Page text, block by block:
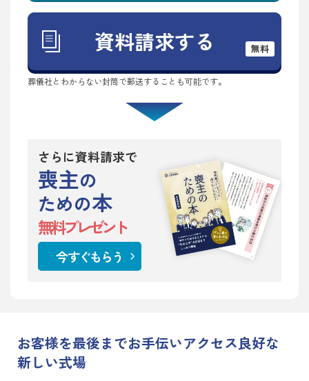
資料請求する 無料
葬儀社とわからない封筒で郵送することも可能です。
さらに資料請求で
喪主の
ための本
無料プレゼント
今すぐもらう
お客様を最後までお手伝いアクセス良好な
新しい式場